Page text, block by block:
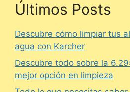
Últimos Posts
Descubre cómo limpiar tus
agua con Karcher
Descubre todo sobre la
mejor opción en limpieza